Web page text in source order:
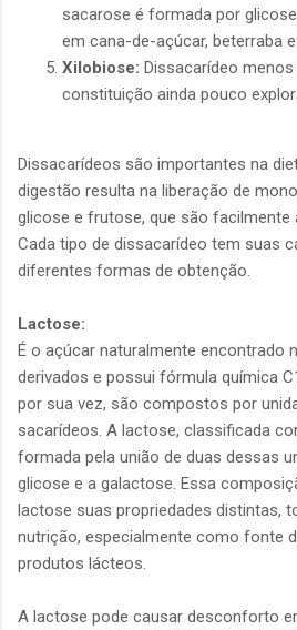
sacarose é formada por
em cana-de-açúcar, beterraba
Xilobiose: Dissacarídeo
constituição ainda pouco
Dissacarídeos são importantes na
digestão resulta na liberação de
glicose e frutose, que são facilmente
Cada tipo de dissacarídeo tem suas
diferentes formas de obtenção.
Lactose:
É o açúcar naturalmente encontrado
derivados e possui fórmula química
por sua vez, são compostos por
sacarídeos. A lactose, classificada
formada pela união de duas dessas
glicose e a galactose. Essa
lactose suas propriedades distintas,
nutrição, especialmente como fonte
produtos lácteos.
A lactose pode causar desconforto